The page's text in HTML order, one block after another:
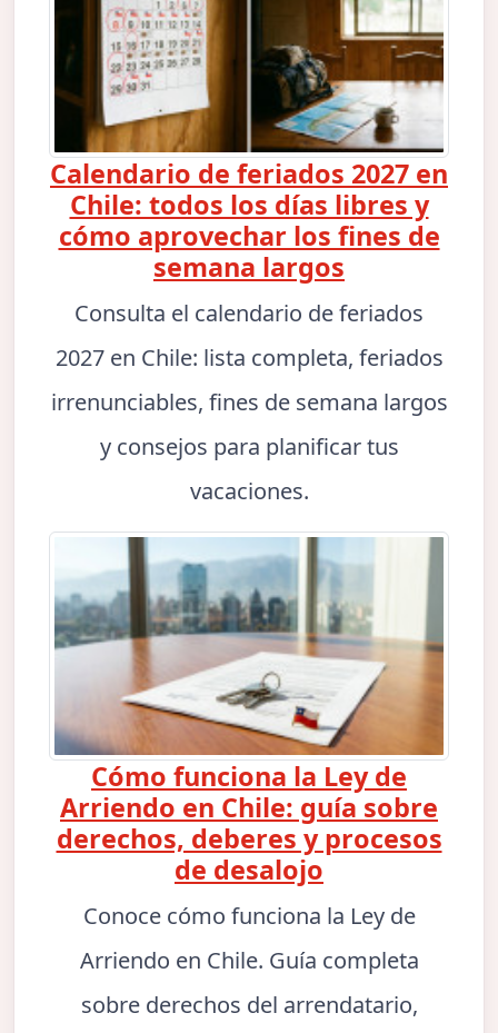
Calendario de feriados 2027 en
Chile: todos los días libres y
cómo aprovechar los fines de
semana largos
Consulta el calendario de feriados
2027 en Chile: lista completa, feriados
irrenunciables, fines de semana largos
y consejos para planificar tus
vacaciones.
Cómo funciona la Ley de
Arriendo en Chile: guía sobre
derechos, deberes y procesos
de desalojo
Conoce cómo funciona la Ley de
Arriendo en Chile. Guía completa
sobre derechos del arrendatario,